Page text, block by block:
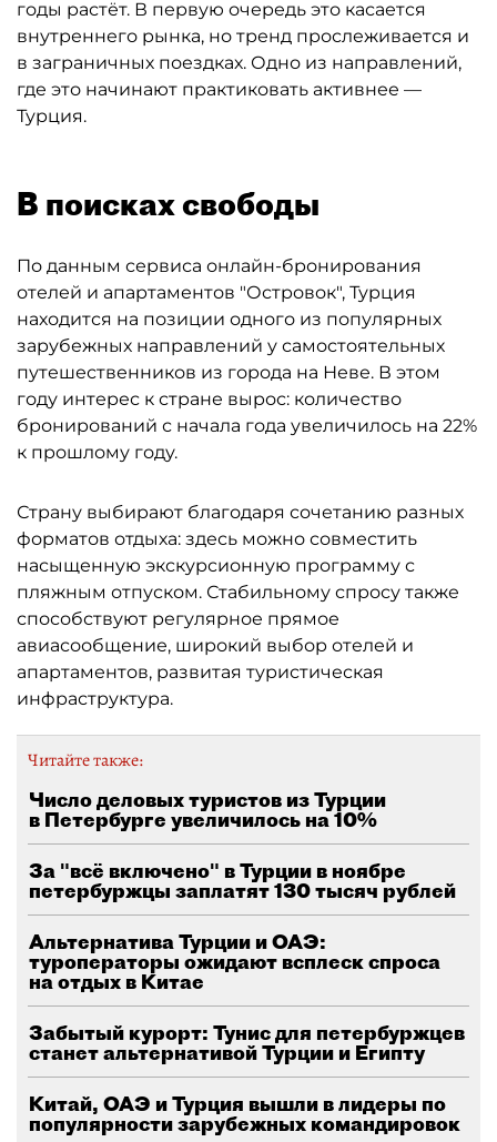
годы растёт. В первую очередь это касается
внутреннего рынка, но тренд прослеживается и
в заграничных поездках. Одно из направлений,
где это начинают практиковать активнее —
Турция.
В поисках свободы
По данным сервиса онлайн-бронирования
отелей и апартаментов "Островок", Турция
находится на позиции одного из популярных
зарубежных направлений у самостоятельных
путешественников из города на Неве. В этом
году интерес к стране вырос: количество
бронирований с начала года увеличилось на 22%
к прошлому году.
Страну выбирают благодаря сочетанию разных
форматов отдыха: здесь можно совместить
насыщенную экскурсионную программу с
пляжным отпуском. Стабильному спросу также
способствуют регулярное прямое
авиасообщение, широкий выбор отелей и
апартаментов, развитая туристическая
инфраструктура.
Читайте также:
Число деловых туристов из Турции
в Петербурге увеличилось на 10%
За "всё включено" в Турции в ноябре
петербуржцы заплатят 130 тысяч рублей
Альтернатива Турции и ОАЭ:
туроператоры ожидают всплеск спроса
на отдых в Китае
Забытый курорт: Тунис для петербуржцев
станет альтернативой Турции и Египту
Китай, ОАЭ и Турция вышли в лидеры по
популярности зарубежных командировок